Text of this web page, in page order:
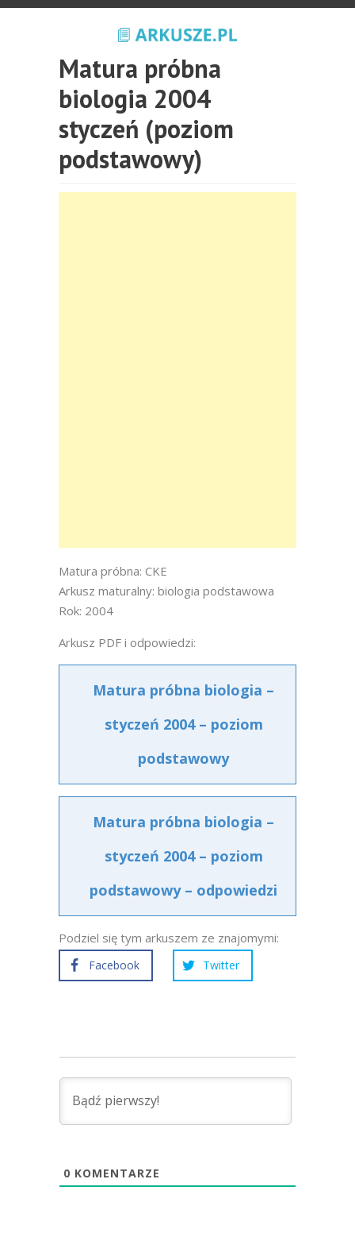
Matura próbna
biologia 2004
styczeń (poziom
podstawowy)
Matura próbna: CKE
Arkusz maturalny: biologia podstawowa
Rok: 2004
Arkusz PDF i odpowiedzi:
Matura próbna biologia –
styczeń 2004 – poziom
podstawowy
Matura próbna biologia –
styczeń 2004 – poziom
podstawowy – odpowiedzi
Podziel się tym arkuszem ze znajomymi:
Facebook Twitter
0 KOMENTARZE